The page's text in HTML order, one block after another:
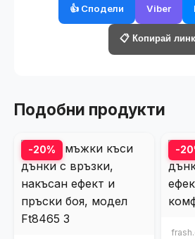
👍 Сподели Viber
📋 Копирай линк
Подобни продукти
-20% -